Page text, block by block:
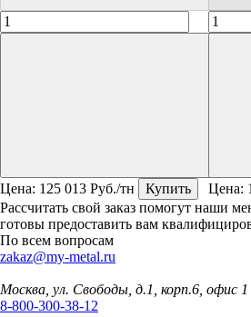
Цена: 125 013 Руб./тн Купить Цена:
Рассчитать свой заказ помогут наши
готовы предоставить вам
По всем вопросам
zakaz@my-metal.ru
Москва, ул. Свободы, д.1, корп.6, офис 1
8-800-300-38-12